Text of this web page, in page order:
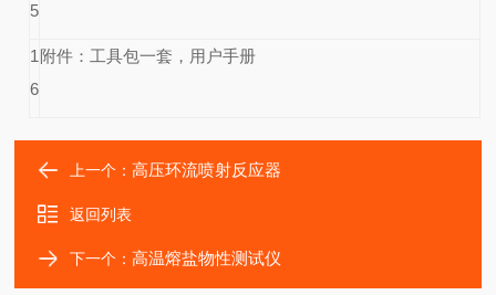
5
1
6
附件：工具包一套，用户手册
上一个：高压环流喷射反应器
返回列表
下一个：高温熔盐物性测试仪